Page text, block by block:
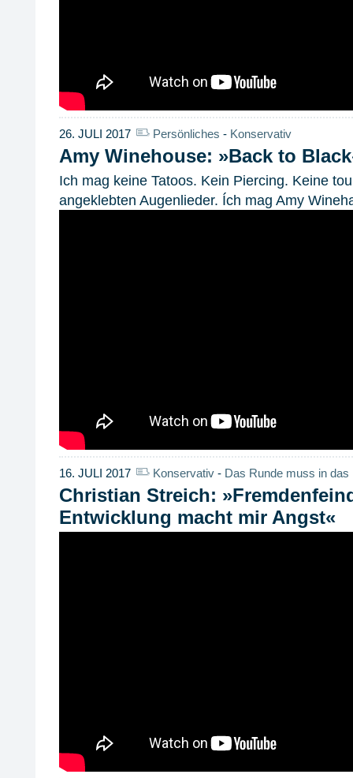
26. JULI 2017 Persönliches - Konservativ
Amy Winehouse: »Back to
Ich mag keine Tatoos. Kein Piercing. Keine
angeklebten Augenlieder. Ích mag Amy
16. JULI 2017 Konservativ - Das Runde muss in das
Christian Streich:
Entwicklung macht mir Angst«